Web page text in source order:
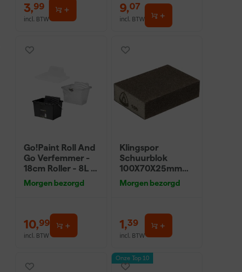
3,99
incl. BTW
9,07
incl. BTW
Go!Paint Roll And
Go Verfemmer -
18cm Roller - 8L +
5 Inzetemmers en
deksel
Morgen bezorgd
10,99
incl. BTW
Klingspor
Schuurblok
100X70X25mm
Sk 500 P220
Morgen bezorgd
1,39
incl. BTW
Onze Top 10